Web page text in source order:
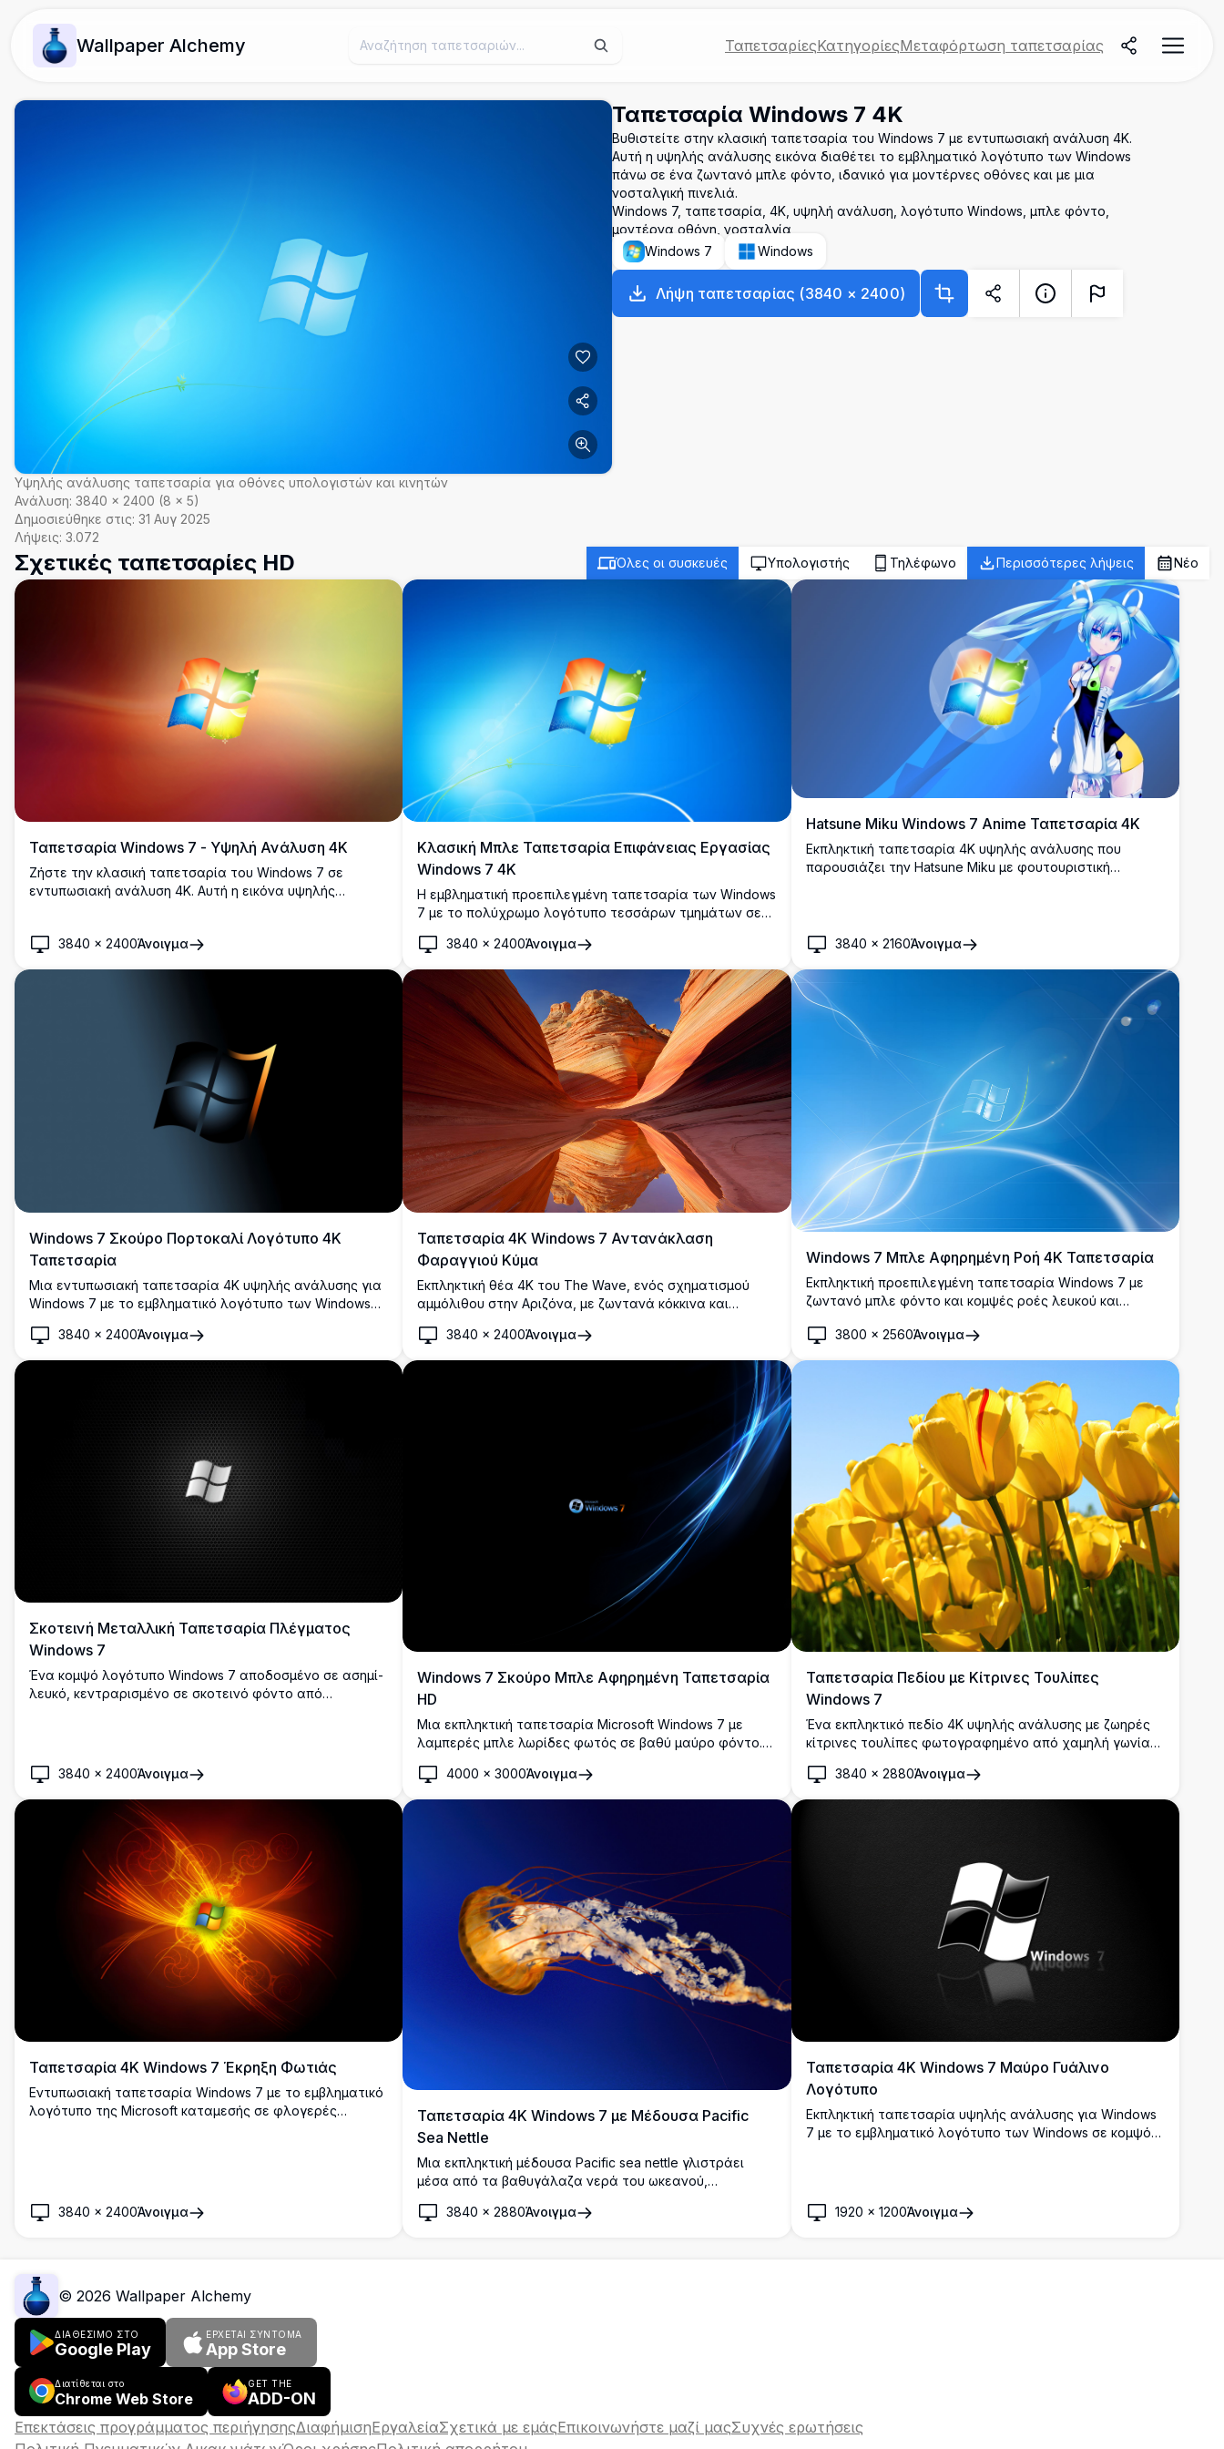
Wallpaper Alchemy ΤαπετσαρίεςΚατηγορίεςΜεταφόρτωση ταπετσαρίας
Υψηλής ανάλυσης ταπετσαρία για οθόνες υπολογιστών και κινητών
Ανάλυση: 3840 × 2400 (8 × 5)
Δημοσιεύθηκε στις: 31 Αυγ 2025
Λήψεις: 3.072
Ταπετσαρία Windows 7 4K
Βυθιστείτε στην κλασική ταπετσαρία του Windows 7 με εντυπωσιακή ανάλυση 4K.
Αυτή η υψηλής ανάλυσης εικόνα διαθέτει το εμβληματικό λογότυπο των Windows
πάνω σε ένα ζωντανό μπλε φόντο, ιδανικό για μοντέρνες οθόνες και με μια
νοσταλγική πινελιά.
Windows 7, ταπετσαρία, 4K, υψηλή ανάλυση, λογότυπο Windows, μπλε φόντο,
μοντέρνα οθόνη, νοσταλγία
Windows 7
Windows
Λήψη ταπετσαρίας (3840 × 2400)
Σχετικές ταπετσαρίες HD Όλες οι συσκευές Υπολογιστής Τηλέφωνο Περισσότερες λήψεις Νέο
Ταπετσαρία Windows 7 - Υψηλή Ανάλυση 4K
Ζήστε την κλασική ταπετσαρία του Windows 7 σε
εντυπωσιακή ανάλυση 4K. Αυτή η εικόνα υψηλής
για την ενίσχυση της οπτικής έλξης της επιφάνειας
3840 × 2400Άνοιγμα
Κλασική Μπλε Ταπετσαρία Επιφάνειας Εργασίας
Windows 7 4K
Η εμβληματική προεπιλεγμένη ταπετσαρία των Windows
7 με το πολύχρωμο λογότυπο τεσσάρων τμημάτων σε
διαχρονικό κλασικό σε εξαιρετικά υψηλή ανάλυση,
ιδανικό για κάθε επιφάνεια εργασίας.
3840 ×2400Άνοιγμα
Hatsune Miku Windows 7 Anime Ταπετσαρία 4K
Εκπληκτική ταπετσαρία 4K υψηλής ανάλυσης που
παρουσιάζει την Hatsune Miku με φουτουριστική
εντυπωσιακό φόντο επιφάνειας εργασίας.
3840 × 2160Άνοιγμα
Windows 7 Σκούρο Πορτοκαλί Λογότυπο 4K
Ταπετσαρία
Μια εντυπωσιακή ταπετσαρία 4K υψηλής ανάλυσης για
Windows 7 με το εμβληματικό λογότυπο των Windows
προφορά, σε ένα δραματικό φόντο ντεγκραντέ μαύρου
και μπλε.
3840 × 2400Άνοιγμα
Ταπετσαρία 4K Windows 7 Αντανάκλαση
Φαραγγιού Κύμα
Εκπληκτική θέα 4K του The Wave, ενός σχηματισμού
αμμόλιθου στην Αριζόνα, με ζωντανά κόκκινα και
αντανακλώνται σε μια ήρεμη λίμνη νερού κάτω από
έναν καθαρό γαλάζιο ουρανό.
3840 ×2400Άνοιγμα
Windows 7 Μπλε Αφηρημένη Ροή 4K Ταπετσαρία
Εκπληκτική προεπιλεγμένη ταπετσαρία Windows 7 με
ζωντανό μπλε φόντο και κομψές ροές λευκού και
διαφανές λογότυπο των Windows. Ιδανικό για
3800 × 2560Άνοιγμα
Σκοτεινή Μεταλλική Ταπετσαρία Πλέγματος
Windows 7
Ένα κομψό λογότυπο Windows 7 αποδοσμένο σε ασημί-
λευκό, κεντραρισμένο σε σκοτεινό φόντο από
3840 × 2400Άνοιγμα
Windows 7 Σκούρο Μπλε Αφηρημένη Ταπετσαρία
HD
Μια εκπληκτική ταπετσαρία Microsoft Windows 7 με
λαμπερές μπλε λωρίδες φωτός σε βαθύ μαύρο φόντο.
εικόνα υψηλής ανάλυσης 4K παρουσιάζει κομψές
αφηρημένες καμπύλες και ζωντανές γραμμές ενέργειας
4000 ×3000Άνοιγμα
Ταπετσαρία Πεδίου με Κίτρινες Τουλίπες
Windows 7
Ένα εκπληκτικό πεδίο 4K υψηλής ανάλυσης με ζωηρές
κίτρινες τουλίπες φωτογραφημένο από χαμηλή γωνία
διαθέτει μια μοναδική κόκκινη ρίγα, προσθέτοντας μια
εντυπωσιακή αντίθεση σε αυτό το υπέροχο ανοιξιάτικο
3840 × 2880Άνοιγμα
Ταπετσαρία 4K Windows 7 Έκρηξη Φωτιάς
Εντυπωσιακή ταπετσαρία Windows 7 με το εμβληματικό
λογότυπο της Microsoft καταμεσής σε φλογερές
3840 × 2400Άνοιγμα
Ταπετσαρία 4K Windows 7 με Μέδουσα Pacific
Sea Nettle
Μια εκπληκτική μέδουσα Pacific sea nettle γλιστράει
μέσα από τα βαθυγάλαζα νερά του ωκεανού,
τα ρέοντα λευκά κροσσωτά πλοκάμια της. Τέλεια
3840 ×2880Άνοιγμα
Ταπετσαρία 4K Windows 7 Μαύρο Γυάλινο
Λογότυπο
Εκπληκτική ταπετσαρία υψηλής ανάλυσης για Windows
7 με το εμβληματικό λογότυπο των Windows σε κομψό
1920 × 1200Άνοιγμα
© 2026 Wallpaper Alchemy
ΔΙΑΘΕΣΙΜΟ ΣΤΟ
Google Play
ΈΡΧΕΤΑΙ ΣΎΝΤΟΜΑ
App Store
Διατίθεται στο
Chrome Web Store
GET THE
ADD-ON
Επεκτάσεις προγράμματος περιήγησηςΔιαφήμισηΕργαλείαΣχετικά με εμάςΕπικοινωνήστε μαζί μαςΣυχνές ερωτήσεις